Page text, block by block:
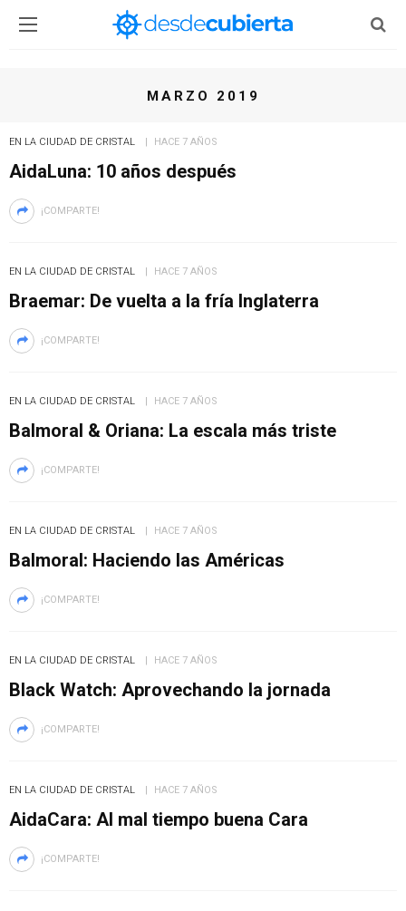
MARZO 2019
EN LA CIUDAD DE CRISTAL HACE 7 AÑOS
AidaLuna: 10 años después
¡COMPARTE!
EN LA CIUDAD DE CRISTAL HACE 7 AÑOS
Braemar: De vuelta a la fría Inglaterra
¡COMPARTE!
EN LA CIUDAD DE CRISTAL HACE 7 AÑOS
Balmoral & Oriana: La escala más triste
¡COMPARTE!
EN LA CIUDAD DE CRISTAL HACE 7 AÑOS
Balmoral: Haciendo las Américas
¡COMPARTE!
EN LA CIUDAD DE CRISTAL HACE 7 AÑOS
Black Watch: Aprovechando la jornada
¡COMPARTE!
EN LA CIUDAD DE CRISTAL HACE 7 AÑOS
AidaCara: Al mal tiempo buena Cara
¡COMPARTE!